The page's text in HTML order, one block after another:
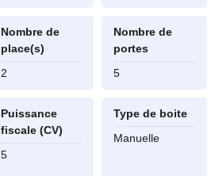
Nombre de
place(s)
2
Nombre de
portes
5
Puissance
fiscale (CV)
5
Type de boite
Manuelle